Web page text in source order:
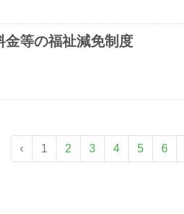
金等の福祉減免制度
‹ 1 2 3 4 5 6